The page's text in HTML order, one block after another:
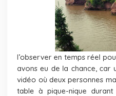
l’observer en temps réel
avons eu de la chance, car
vidéo où deux personnes
table à pique-nique